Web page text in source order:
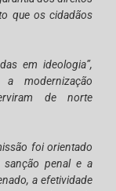
que os cidadãos
em ideologia”,
modernização
de norte
foi orientado
sanção penal e a
a efetividade